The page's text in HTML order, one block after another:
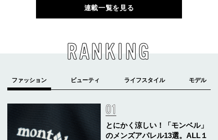
連載一覧を見る
RANKING
とにかく涼しい！「モンベル」
のメンズアパレル13選。ALL１